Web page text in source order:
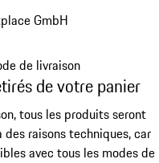
GmbH
de livraison
de votre panier
tous les produits seront
raisons techniques, car
avec tous les modes de